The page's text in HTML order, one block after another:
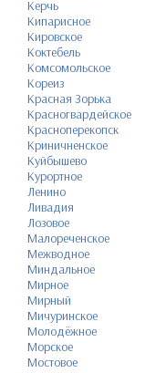
Керчь
Кипарисное
Кировское
Коктебель
Комсомольское
Кореиз
Красная Зорька
Красногвардейское
Красноперекопск
Криничненское
Куйбышево
Курортное
Ленино
Ливадия
Лозовое
Малореченское
Межводное
Миндальное
Мирное
Мирный
Мичуринское
Молодёжное
Морское
Мостовое